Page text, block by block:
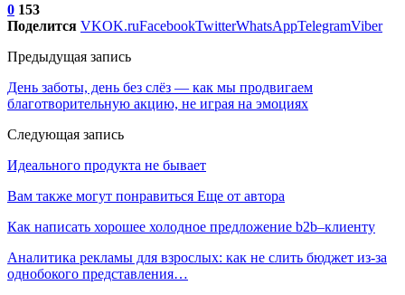
0 153
Поделится VKOK.ruFacebookTwitterWhatsAppTelegramViber
Предыдущая запись
День заботы, день без слёз — как мы продвигаем
благотворительную акцию, не играя на эмоциях
Следующая запись
Идеального продукта не бывает
Вам также могут понравиться Еще от автора
Как написать хорошее холодное предложение b2b–клиенту
Аналитика рекламы для взрослых: как не слить бюджет из-за
однобокого представления…